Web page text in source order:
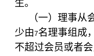
生。
（一）理事从
少由7名理事组成
不超过会员或者